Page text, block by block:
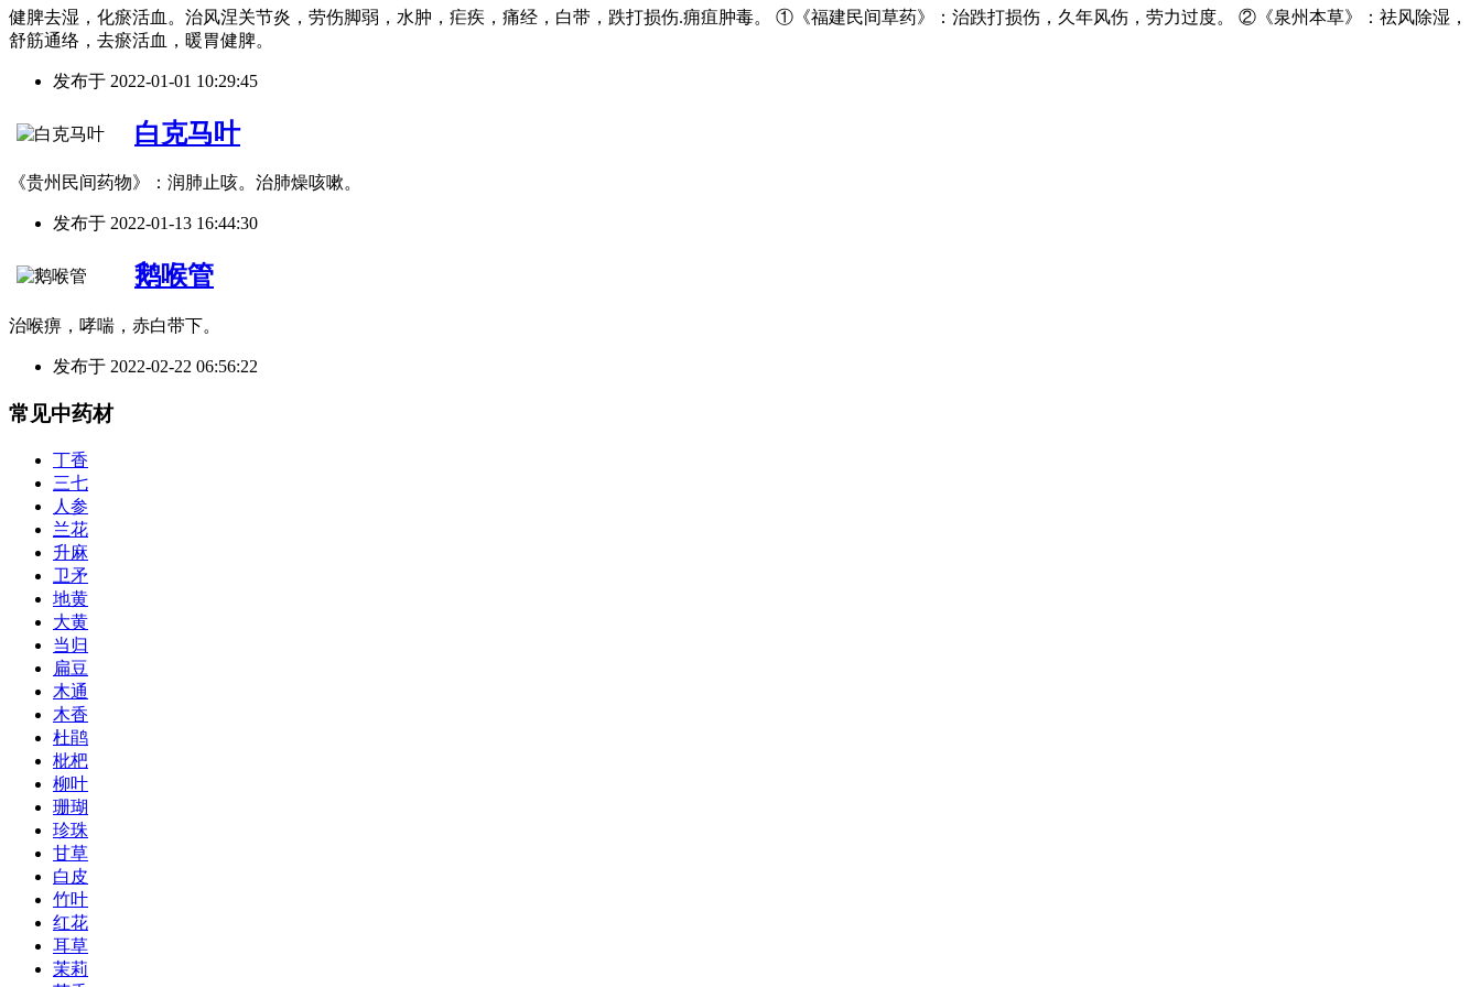
健脾去湿，化瘀活血。治风涅关节炎，劳伤脚弱，水肿，疟疾，痛经，白带，跌打损伤.痈疽肿毒。 ①《福建民间草药》：治跌打损伤，久年风伤，劳力过度。 ②《泉州本草》：祛风除湿，
舒筋通络，去瘀活血，暖胃健脾。
发布于 2022-01-01 10:29:45
白克马叶
《贵州民间药物》：润肺止咳。治肺燥咳嗽。
发布于 2022-01-13 16:44:30
鹅喉管
治喉痹，哮喘，赤白带下。
发布于 2022-02-22 06:56:22
常见中药材
丁香
三七
人参
兰花
升麻
卫矛
地黄
大黄
当归
扁豆
木通
木香
杜鹃
枇杷
柳叶
珊瑚
珍珠
甘草
白皮
竹叶
红花
耳草
茉莉